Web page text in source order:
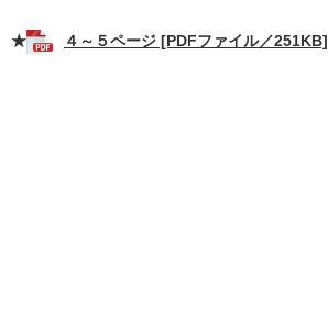
★ ４～５ページ [PDFファイル／251KB]